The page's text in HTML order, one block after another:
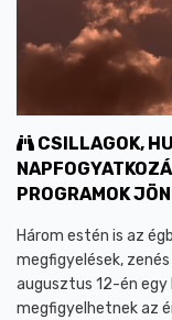
CSILLAGOK,
PROGRAMOK
Három estén is az
megfigyelések,
augusztus 12-én
megfigyelhetnek az